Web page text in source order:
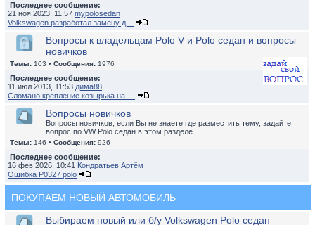
Последнее сообщение:
21 ноя 2023, 11:57 mypolosedan
Volkswagen разработал замену д…
Вопросы к владельцам Polo V и Polo седан и вопросы
новичков
Темы: 103 • Сообщения: 1976
Последнее сообщение:
11 июл 2013, 11:53 дима88
Сломано крепление козырька на …
Вопросы новичков
Вопросы новичков, если Вы не знаете где разместить тему, задайте
вопрос по VW Polo седан в этом разделе.
Темы: 146 • Сообщения: 926
Последнее сообщение:
16 фев 2026, 10:41 Кондратьев Артём
Ошибка P0327 polo
ПОКУПАЕМ НОВЫЙ АВТОМОБИЛЬ
Выбираем новый или б/у Volkswagen Polo седан